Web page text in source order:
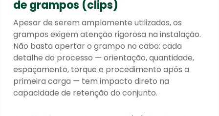
de grampos (clips)
Apesar de serem amplamente utilizados, os
grampos exigem atenção rigorosa na instalação.
Não basta apertar o grampo no cabo: cada
detalhe do processo — orientação, quantidade,
espaçamento, torque e procedimento após a
primeira carga — tem impacto direto na
capacidade de retenção do conjunto.